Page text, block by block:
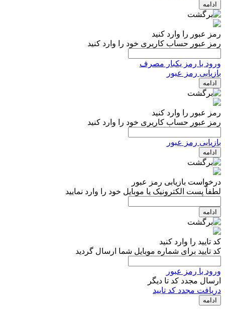
ادامه
رمز عبور را وارد کنید
رمز عبور حساب کاربری خود را وارد کنید
ورود با رمز یکبار مصرف
بازیابی رمز عبور
ادامه
رمز عبور را وارد کنید
رمز عبور حساب کاربری خود را وارد کنید
بازیابی رمز عبور
ادامه
درخواست بازیابی رمز عبور
لطفاً پست الکترونیک یا موبایل خود را وارد نمایید
ادامه
کد تایید را وارد کنید
کد تایید برای شماره موبایل شما ارسال گردید
ورود با رمز عبور
ارسال مجدد کد تا دیگر
دریافت مجدد کد تایید
ادامه